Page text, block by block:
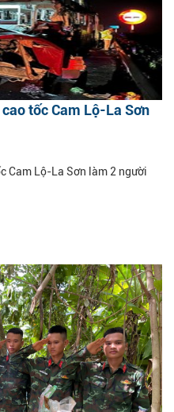
tốc Cam Lộ-La Sơn
Cam Lộ-La Sơn làm 2 người